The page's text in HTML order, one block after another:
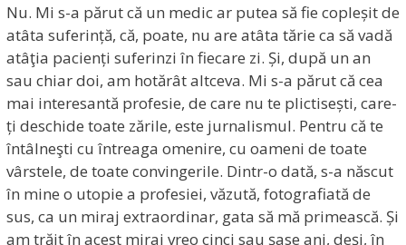
Nu. Mi s-a părut că un medic ar putea să fie copleșit de
atâta suferință, că, poate, nu are atâta tărie ca să vadă
atâţia pacienți suferinzi în fiecare zi. Și, după un an
sau chiar doi, am hotărât altceva. Mi s-a părut că cea
mai interesantă profesie, de care nu te plictisești, care-
ți deschide toate zările, este jurnalismul. Pentru că te
întâlneşti cu întreaga omenire, cu oameni de toate
vârstele, de toate convingerile. Dintr-o dată, s-a născut
în mine o utopie a profesiei, văzută, fotografiată de
sus, ca un miraj extraordinar, gata să mă primească. Și
am trăit în acest miraj vreo cinci sau şase ani, deși, în